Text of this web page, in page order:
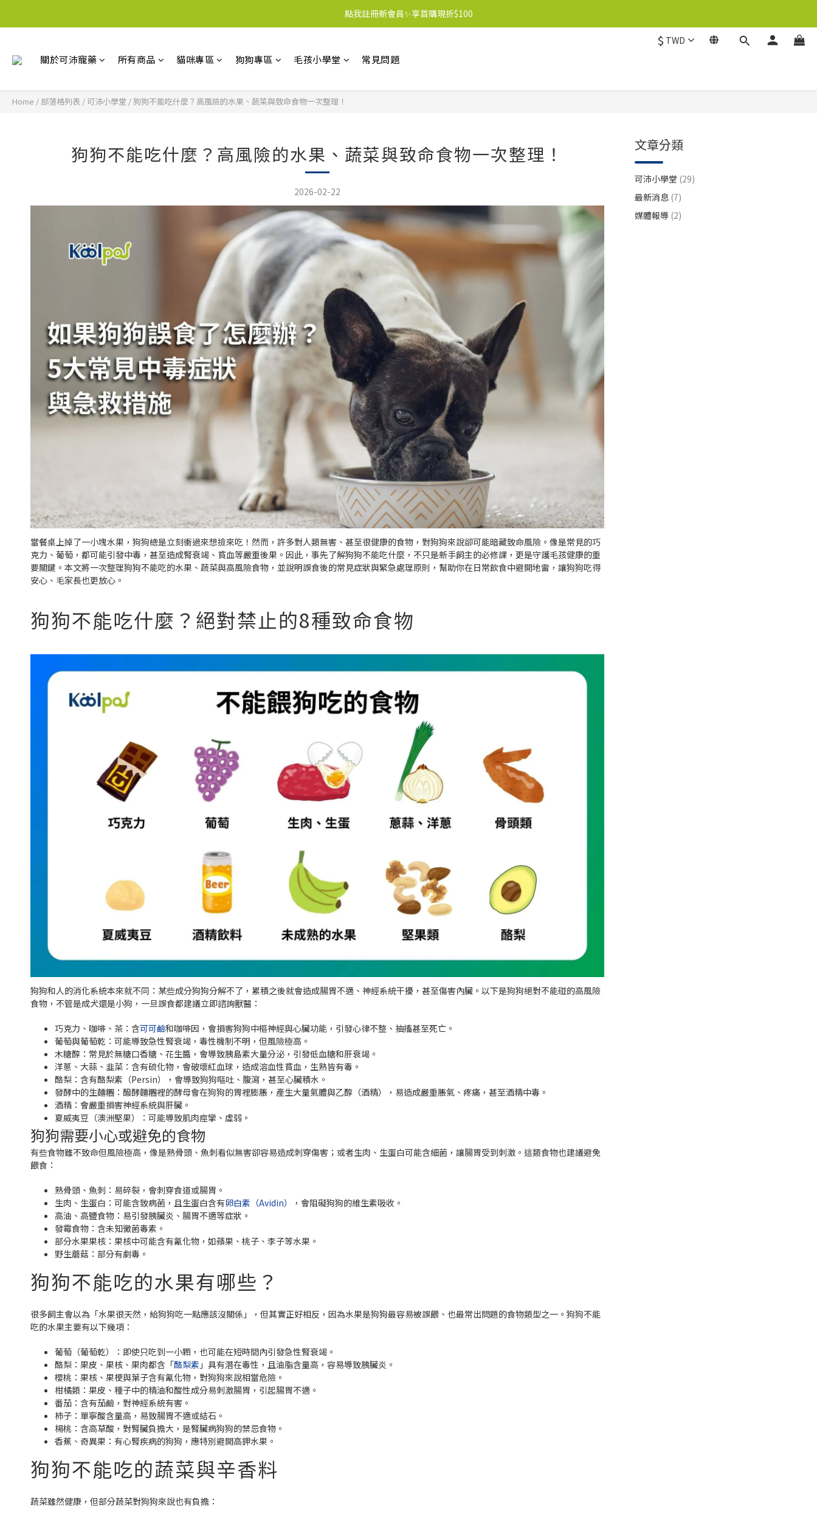
點我註冊新會員✨享首購現折$100
$ TWD
關於可沛寵藥 所有商品 貓咪專區 狗狗專區 毛孩小學堂 常見問題
Home / 部落格列表 / 可沛小學堂 /狗狗不能吃什麼？高風險的水果、蔬菜與致命食物一次整理！
狗狗不能吃什麼？高風險的水果、蔬菜與致命食物一次整理！
2026-02-22
當餐桌上掉了一小塊水果，狗狗總是立刻衝過來想撿來吃！然而，許多對人類無害、甚至很健康的食物，對狗狗來說卻可能暗藏致命風險。像是常見的巧
克力、葡萄，都可能引發中毒，甚至造成腎衰竭、貧血等嚴重後果。因此，事先了解狗狗不能吃什麼，不只是新手飼主的必修課，更是守護毛孩健康的重
要關鍵。本文將一次整理狗狗不能吃的水果、蔬菜與高風險食物，並說明誤食後的常見症狀與緊急處理原則，幫助你在日常飲食中避開地雷，讓狗狗吃得
安心、毛家長也更放心。
狗狗不能吃什麼？絕對禁止的8種致命食物
狗狗和人的消化系統本來就不同：某些成分狗狗分解不了，累積之後就會造成腸胃不適、神經系統干擾，甚至傷害內臟。以下是狗狗絕對不能碰的高風險
食物，不管是成犬還是小狗，一旦誤食都建議立即諮詢獸醫：
巧克力、咖啡、茶：含可可鹼和咖啡因，會損害狗狗中樞神經與心臟功能，引發心律不整、抽搐甚至死亡。
葡萄與葡萄乾：可能導致急性腎衰竭，毒性機制不明，但風險極高。
木糖醇：常見於無糖口香糖、花生醬，會導致胰島素大量分泌，引發低血糖和肝衰竭。
洋蔥、大蒜、韭菜：含有硫化物，會破壞紅血球，造成溶血性貧血，生熟皆有毒。
酪梨：含有酪梨素（Persin），會導致狗狗嘔吐、腹瀉，甚至心臟積水。
發酵中的生麵糰：醱酵麵糰裡的酵母會在狗狗的胃裡膨脹，產生大量氣體與乙醇（酒精），易造成嚴重脹氣、疼痛，甚至酒精中毒。
酒精：會嚴重損害神經系統與肝臟。
夏威夷豆（澳洲堅果）：可能導致肌肉痙攣、虛弱。
狗狗需要小心或避免的食物
有些食物雖不致命但風險極高，像是熟骨頭、魚刺看似無害卻容易造成刺穿傷害；或者生肉、生蛋白可能含細菌，讓腸胃受到刺激。這類食物也建議避免
餵食：
熟骨頭、魚刺：易碎裂，會刺穿食道或腸胃。
生肉、生蛋白：可能含致病菌，且生蛋白含有卵白素（Avidin）
，會阻礙狗狗的維生素吸收。
高油、高鹽食物：易引發胰臟炎、腸胃不適等症狀。
發霉食物：含未知黴菌毒素。
部分水果果核：果核中可能含有氰化物，如蘋果、桃子、李子等水果。
野生蘑菇：部分有劇毒。
狗狗不能吃的水果有哪些？
很多飼主會以為「水果很天然，給狗狗吃一點應該沒關係」，但其實正好相反，因為水果是狗狗最容易被誤餵、也最常出問題的食物類型之一。狗狗不能
吃的水果主要有以下幾項：
葡萄（葡萄乾）：即使只吃到一小顆，也可能在短時間內引發急性腎衰竭。
酪梨：果皮、果核、果肉都含「酪梨素 」具有潛在毒性，且油脂含量高，容易導致胰臟炎。
櫻桃：果核、果梗與葉子含有氰化物，對狗狗來說相當危險。
柑橘類：果皮、種子中的精油和酸性成分易刺激腸胃，引起腸胃不適。
番茄：含有茄鹼，對神經系統有害。
柿子：單寧酸含量高，易致腸胃不適或結石。
楊桃：含高草酸，對腎臟負擔大，是腎臟病狗狗的禁忌食物。
香蕉、奇異果：有心腎疾病的狗狗，應特別避開高鉀水果。
狗狗不能吃的蔬菜與辛香料
蔬菜雖然健康，但部分蔬菜對狗狗來說也有負擔：
文章分類
可沛小學堂 (29)
最新消息 (7)
媒體報導 (2)